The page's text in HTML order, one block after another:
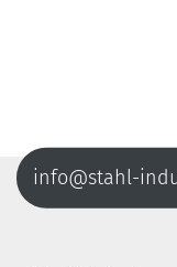
info@stahl-